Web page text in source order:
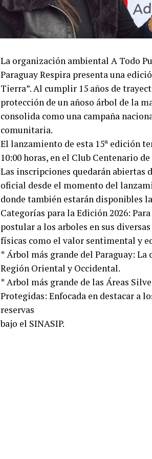
La organización ambiental A Todo
Paraguay Respira presenta una
Tierra”. Al cumplir 15 años de
protección de un añoso árbol de la
consolida como una campaña
comunitaria.
El lanzamiento de esta 15ª edición
10:00 horas, en el Club Centenario
Las inscripciones quedarán abiertas
oficial desde el momento del
donde también estarán disponibles
Categorías para la Edición 2026:
postular a los arboles en sus
físicas como el valor sentimental y
* Árbol más grande del Paraguay:
Región Oriental y Occidental.
* Arbol más grande de las Áreas
Protegidas: Enfocada en destacar a
reservas
bajo el SINASIP.